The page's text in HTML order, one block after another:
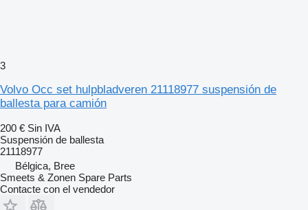
3
Volvo Occ set hulpbladveren 21118977 suspensión de
ballesta para camión
200 € Sin IVA
Suspensión de ballesta
21118977
Bélgica, Bree
Smeets & Zonen Spare Parts
Contacte con el vendedor